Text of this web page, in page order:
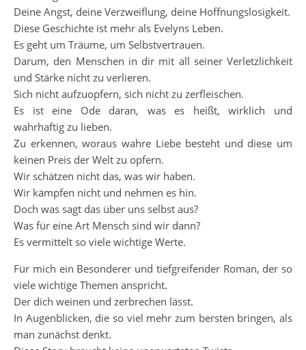
Deine Angst, deine Verzweiflung, deine Hoffnungslosigkeit.
Diese Geschichte ist mehr als Evelyns Leben.
Es geht um Träume, um Selbstvertrauen.
Darum, den Menschen in dir mit all seiner Verletzlichkeit
und Stärke nicht zu verlieren.
Sich nicht aufzuopfern, sich nicht zu zerfleischen.
Es ist eine Ode daran, was es heißt, wirklich und
wahrhaftig zu lieben.
Zu erkennen, woraus wahre Liebe besteht und diese um
keinen Preis der Welt zu opfern.
Wir schätzen nicht das, was wir haben.
Wir kämpfen nicht und nehmen es hin.
Doch was sagt das über uns selbst aus?
Was für eine Art Mensch sind wir dann?
Es vermittelt so viele wichtige Werte.
Für mich ein Besonderer und tiefgreifender Roman, der so
viele wichtige Themen anspricht.
Der dich weinen und zerbrechen lässt.
In Augenblicken, die so viel mehr zum bersten bringen, als
man zunächst denkt.